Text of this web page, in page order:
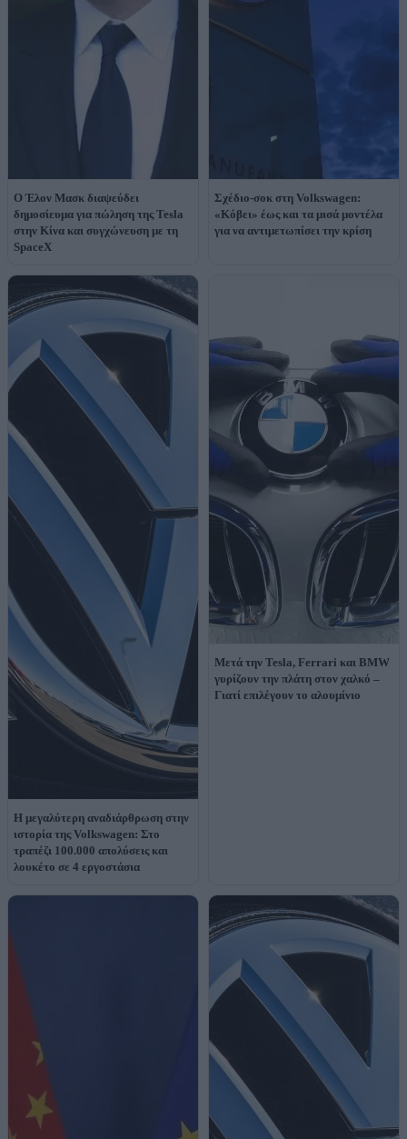
Ο Έλον Μασκ διαψεύδει
δημοσίευμα για πώληση της Tesla
στην Κίνα και συγχώνευση με τη
SpaceX
Σχέδιο-σοκ στη Volkswagen:
«Κόβει» έως και τα μισά μοντέλα
για να αντιμετωπίσει την κρίση
Η μεγαλύτερη αναδιάρθρωση στην
ιστορία της Volkswagen: Στο
τραπέζι 100.000 απολύσεις και
λουκέτο σε 4 εργοστάσια
Μετά την Tesla, Ferrari και BMW
γυρίζουν την πλάτη στον χαλκό –
Γιατί επιλέγουν το αλουμίνιο